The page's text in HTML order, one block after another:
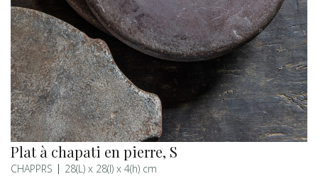
Plat à chapati en pierre, S
CHAPPRS 28(L) x 28(l) x 4(h) cm